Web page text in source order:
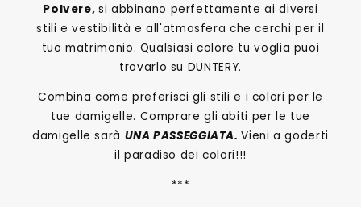
Polvere, si abbinano perfettamente ai diversi
stili e vestibilità e all'atmosfera che cerchi per il
tuo matrimonio. Qualsiasi colore tu voglia puoi
trovarlo su DUNTERY.
Combina come preferisci gli stili e i colori per le
tue damigelle. Comprare gli abiti per le tue
damigelle sarà UNA PASSEGGIATA.Vieni a goderti
il paradiso dei colori!!!
***